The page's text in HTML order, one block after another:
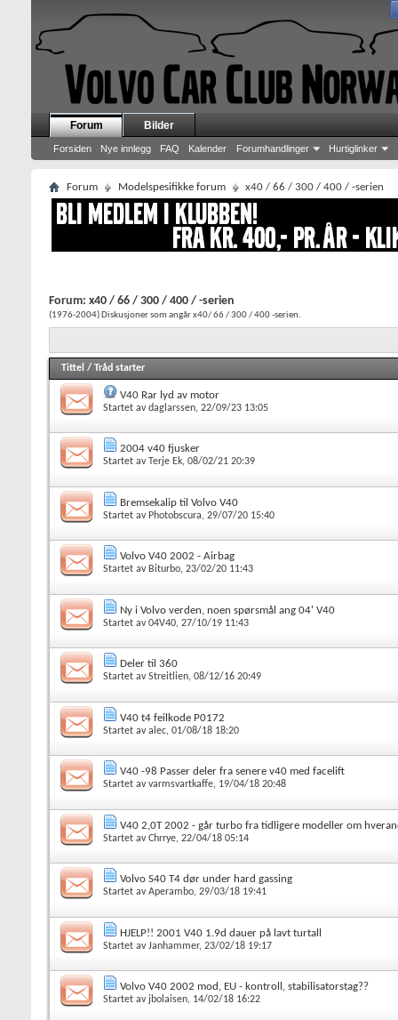
Forum
Forsiden Nye innlegg FAQ Kalender Forumhandlinger Hurtiglinker
Bilder
Forum Modelspesifikke forum x40 / 66 / 300 / 400 / -serien
Forum: x40 / 66 / 300 / 400 / -serien
(1976-2004) Diskusjoner som angår x40/ 66 / 300 / 400 -serien.
Tittel / Tråd starter
V40 Rar lyd av motor
Startet avdaglarssen, 22/09/23 13:05
2004 v40 fjusker
Startet av Terje Ek, 08/02/21 20:39
Bremsekalip til Volvo V40
Startet av Photobscura, 29/07/20 15:40
Volvo V40 2002 - Airbag
Startet av Biturbo, 23/02/20 11:43
Ny i Volvo verden, noen spørsmål ang 04' V40
Startet av04V40, 27/10/19 11:43
Deler til 360
Startet avStreitlien, 08/12/16 20:49
V40 t4 feilkode P0172
Startet avalec, 01/08/18 18:20
V40 -98 Passer deler fra senere v40 med facelift
Startet avvarmsvartkaffe, 19/04/18 20:48
V40 2,0T 2002 - går turbo fra tidligere modeller om
Startet avChrrye, 22/04/18 05:14
Volvo S40 T4 dør under hard gassing
Startet avAperambo, 29/03/18 19:41
HJELP!! 2001 V40 1.9d dauer på lavt turtall
Startet avJanhammer, 23/02/18 19:17
Volvo V40 2002 mod, EU - kontroll, stabilisatorstag??
Startet av jbolaisen, 14/02/18 16:22